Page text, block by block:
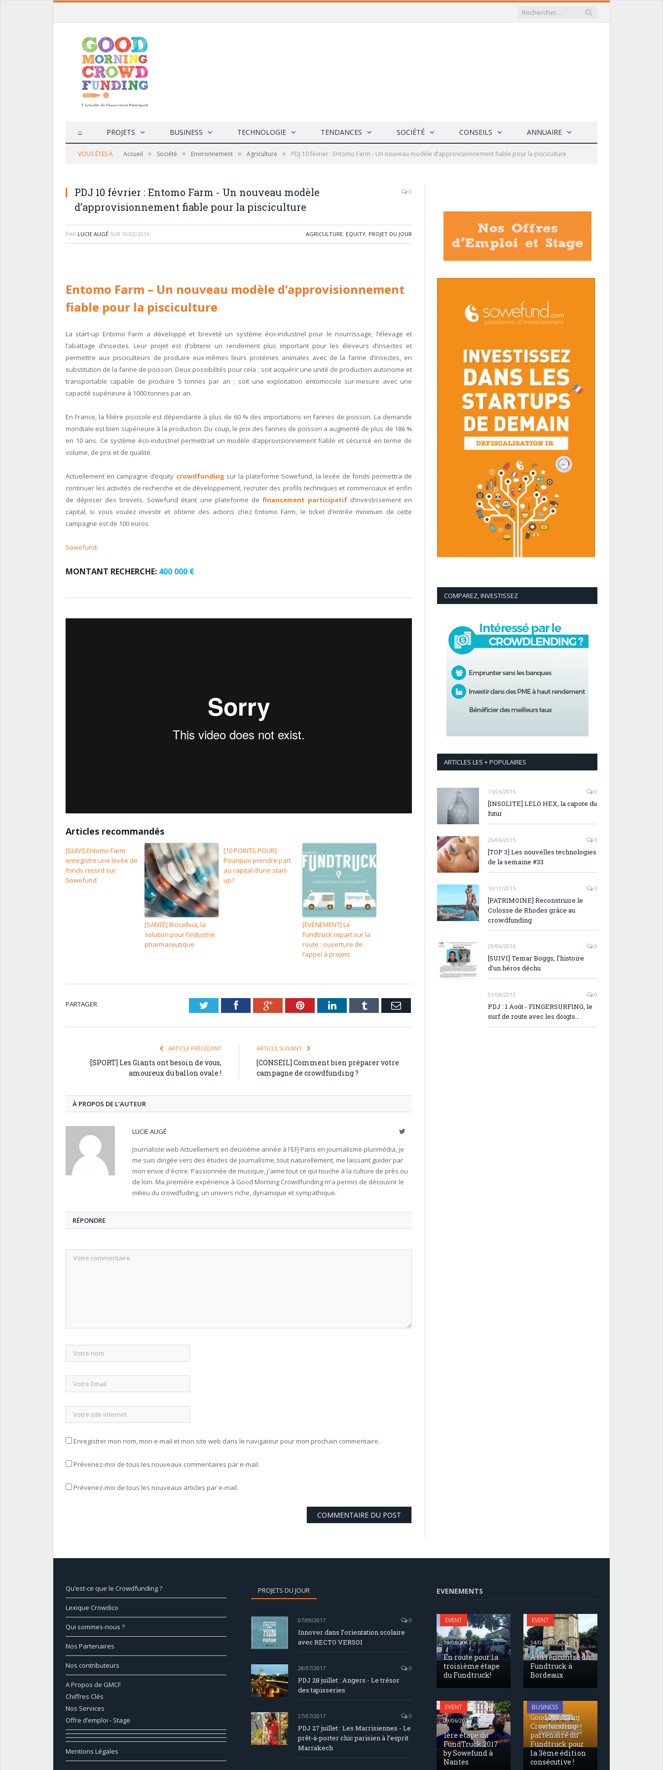
⌂ PROJETS BUSINESS TECHNOLOGIE TENDANCES SOCIÉTÉ CONSEILS ANNUAIRE
VOUS ÊTES À Accueil » Société » Environnement » Agriculture » PDJ 10 février : Entomo Farm - Un nouveau modèle d’approvisionnement fiable pour la pisciculture
PDJ 10 février : Entomo Farm - Un nouveau modèle
d’approvisionnement fiable pour la pisciculture
0
PAR LUCIE AUGÉ SUR 10/02/2016 AGRICULTURE, EQUITY, PROJET DU JOUR
Entomo Farm – Un nouveau modèle d’approvisionnement
fiable pour la pisciculture
La start-up Entomo Farm a développé et breveté un système éco-industriel pour le nourrissage, l’élevage et
l’abattage d’insectes. Leur projet est d’obtenir un rendement plus important pour les éleveurs d’insectes et
permettre aux pisciculteurs de produire eux-mêmes leurs protéines animales avec de la farine d’insectes, en
substitution de la farine de poisson. Deux possibilités pour cela : soit acquérir une unité de production autonome et
transportable capable de produire 5 tonnes par an ; soit une exploitation entomocole sur-mesure avec une
capacité supérieure à 1000 tonnes par an.
En France, la filière piscicole est dépendante à plus de 60 % des importations en farines de poisson. La demande
mondiale est bien supérieure à la production. Du coup, le prix des farines de poisson a augmenté de plus de 186 %
en 10 ans. Ce système éco-industriel permettrait un modèle d’approvisionnement fiable et sécurisé en terme de
volume, de prix et de qualité.
Actuellement en campagne d’equity crowdfunding sur la plateforme Sowefund, la levée de fonds permettra de
continuer les activités de recherche et de développement, recruter des profils techniques et commerciaux et enfin
de déposer des brevets. Sowefund étant une plateforme de financement participatifd’investissement en
capital, si vous voulez investir et obtenir des actions chez Entomo Farm, le ticket d’entrée minimum de cette
campagne est de 100 euros.
Sowefund.
MONTANT RECHERCHE: 400 000 €
Articles recommandés
[SUIVI] Entomo Farm
enregistre une levée de
fonds record sur
Sowefund
[SANTÉ] Biocellvia, la
solution pour l’industrie
pharmaceutique
[10 POINTS POUR]
Pourquoi prendre part
au capital d’une start-
up?
[ÉVÉNEMENT] Le
Fundtruck repart sur la
route : ouverture de
l’appel à projets
PARTAGER TwitterFacebookGoogle+PinterestLinkedInTumblr Email
ARTICLE PRÉCÉDENT
[SPORT] Les Giants ont besoin de vous,
amoureux du ballon ovale !
ARTICLE SUIVANT
[CONSEIL] Comment bien préparer votre
campagne de crowdfunding ?
À PROPOS DE L’AUTEUR
LUCIE AUGÉ Twitter
Journaliste web Actuellement en deuxième année à l'EFJ Paris en journalisme plurimédia, je
me suis dirigée vers des études de journalisme, tout naturellement, me laissant guider par
mon envie d'écrire. Passionnée de musique, j'aime tout ce qui touche à la culture de près ou
de loin. Ma première expérience à Good Morning Crowdfunding m'a permis de découvrir le
milieu du crowdfuding, un univers riche, dynamique et sympathique.
RÉPONDRE
Enregistrer mon nom, mon e-mail et mon site web dans le navigateur pour mon prochain commentaire.
Prévenez-moi de tous les nouveaux commentaires par e-mail.
Prévenez-moi de tous les nouveaux articles par e-mail.
COMPAREZ, INVESTISSEZ
ARTICLES LES + POPULAIRES
15/06/2016 0
[INSOLITE] LELO HEX, la capote du
futur
26/06/2015 0
[TOP 3] Les nouvelles technologies
de la semaine #33
10/11/2015 0
[PATRIMOINE] Reconstruire le
Colosse de Rhodes grâce au
crowdfunding
29/06/2016 0
[SUIVI] Temar Boggs, l’histoire
d’un héros déchu
01/08/2013 0
PDJ : 1 Août - FINGERSURFING, le
surf de route avec les doigts…
Qu’est-ce que le Crowdfunding ?
Lexique Crowdico
Qui sommes-nous ?
Nos Partenaires
Nos contributeurs
A Propos de GMCF
Chiffres Clés
Nos Services
Offre d’emploi - Stage
Mentions Légales
PROJETS DU JOUR
07/09/2017 0
Innover dans l’orientation scolaire
avec RECTO VERSOI
28/07/2017 0
PDJ 28 juillet : Angers - Le trésor
des tapisseries
27/07/2017 0
PDJ 27 juillet : Les Marrisiennes - Le
prêt-à-porter chic parisien à l’esprit
Marrakech
EVENEMENTS
EVENT
19/06/2017
En route pour la
troisième étape
du Fundtruck!
EVENT
14/06/2017
À la rencontre du
Fundtruck à
Bordeaux
EVENT
09/06/2017
1ère étape du
FundTruck 2017
by Sowefund à
Nantes
BUSINESS
17/05/2017
Good Morning
Crowfunding
partenaire du
Fundtruck pour
la 3ème édition
consécutive !